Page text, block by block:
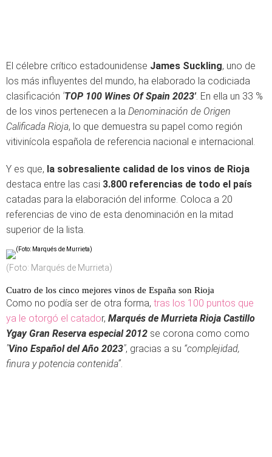
El célebre crítico estadounidense James Suckling, uno de
los más influyentes del mundo, ha elaborado la codiciada
clasificación 'TOP 100 Wines Of Spain 2023'. En ella un 33 %
de los vinos pertenecen a la Denominación de Origen
Calificada Rioja, lo que demuestra su papel como región
vitivinícola española de referencia nacional e internacional.
Y es que, la sobresaliente calidad de los vinos de Rioja
destaca entre las casi 3.800 referencias de todo el país
catadas para la elaboración del informe. Coloca a 20
referencias de vino de esta denominación en la mitad
superior de la lista.
(Foto: Marqués de Murrieta)
Cuatro de los cinco mejores vinos de España son Rioja
Como no podía ser de otra forma, tras los 100 puntos que
ya le otorgó el catador, Marqués de Murrieta Rioja Castillo
Ygay Gran Reserva especial 2012 se corona como como
"Vino Español del Año 2023", gracias a su “complejidad,
finura y potencia contenida”.